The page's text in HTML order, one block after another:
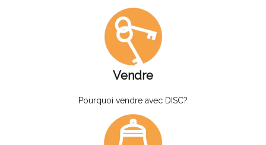
Vendre
Pourquoi vendre avec DISC?